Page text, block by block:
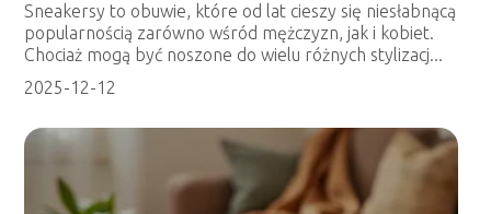
Sneakersy to obuwie, które od lat cieszy się niesłabnącą
popularnością zarówno wśród mężczyzn, jak i kobiet.
Chociaż mogą być noszone do wielu różnych stylizacj...
2025-12-12